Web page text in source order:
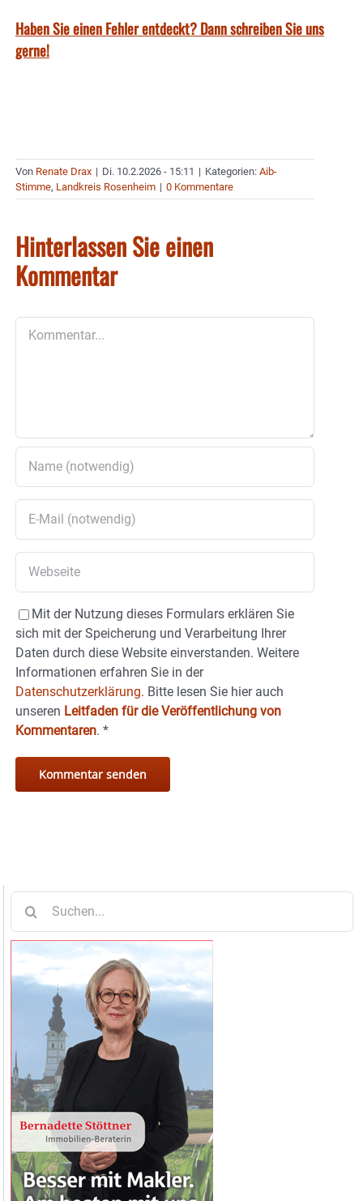
Haben Sie einen Fehler entdeckt? Dann schreiben Sie uns
gerne!
Von Renate Drax | Di. 10.2.2026 - 15:11 | Kategorien: Aib-
Stimme, Landkreis Rosenheim | 0 Kommentare
Hinterlassen Sie einen
Kommentar
Mit der Nutzung dieses Formulars erklären Sie
sich mit der Speicherung und Verarbeitung Ihrer
Daten durch diese Website einverstanden. Weitere
Informationen erfahren Sie in der
Datenschutzerklärung. Bitte lesen Sie hier auch
unseren Leitfaden für die Veröffentlichung von
Kommentaren. *
nach: